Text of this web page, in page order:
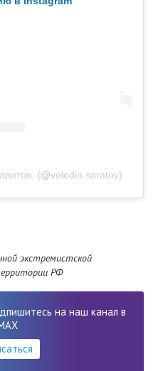
(@volodin.saratov)
экстремистской
РФ
на наш канал в